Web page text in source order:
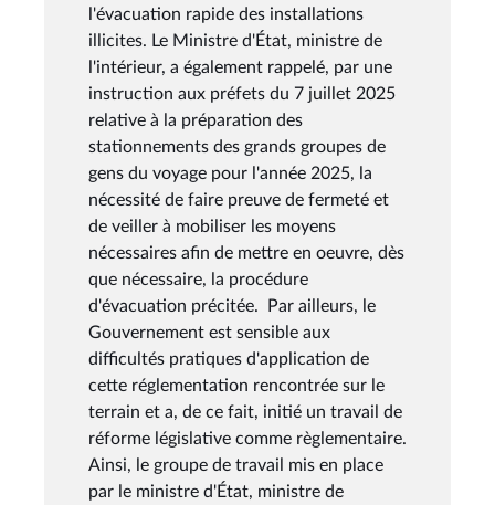
l'évacuation rapide des installations
illicites. Le Ministre d'État, ministre de
l'intérieur, a également rappelé, par une
instruction aux préfets du 7 juillet 2025
relative à la préparation des
stationnements des grands groupes de
gens du voyage pour l'année 2025, la
nécessité de faire preuve de fermeté et
de veiller à mobiliser les moyens
nécessaires afin de mettre en oeuvre, dès
que nécessaire, la procédure
d'évacuation précitée. Par ailleurs, le
Gouvernement est sensible aux
difficultés pratiques d'application de
cette réglementation rencontrée sur le
terrain et a, de ce fait, initié un travail de
réforme législative comme règlementaire.
Ainsi, le groupe de travail mis en place
par le ministre d'État, ministre de